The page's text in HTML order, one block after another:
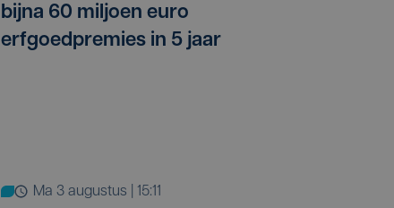
bijna 60 miljoen euro
erfgoedpremies in 5 jaar
ma 3 augustus | 15:11